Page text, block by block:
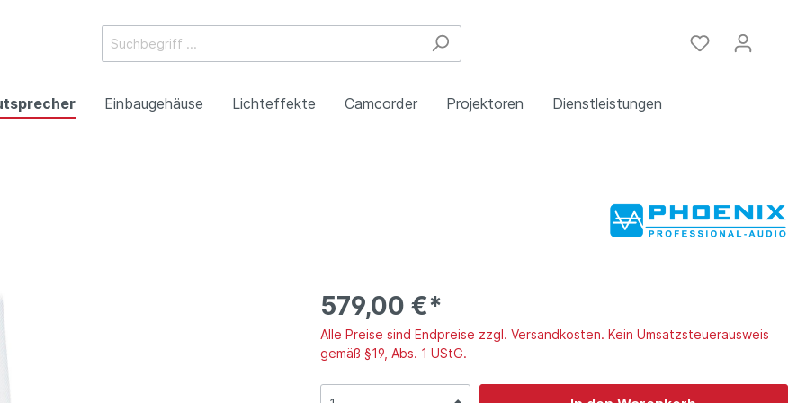
Einbaugehäuse Lichteffekte Camcorder Projektoren Dienstleistungen
Festinstallation
Steuergeräte
Schulungen
579,00 €*
Alle Preise sind Endpreise zzgl. Versandkosten. Kein Umsatzsteuerausweis
gemäß §19, Abs. 1 UStG.